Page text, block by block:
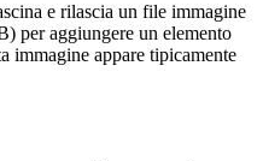
e rilascia un file immagine
per aggiungere un elemento
immagine appare tipicamente